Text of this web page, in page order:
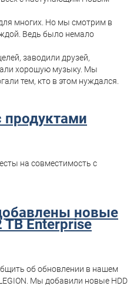
многих. Но мы смотрим в
Ведь было немало
заводили друзей,
хорошую музыку. Мы
тем, кто в этом нуждался.
продуктами
на совместимость с
новые
ТВ Enterprise
об обновлении в нашем
Мы добавили новые HDD